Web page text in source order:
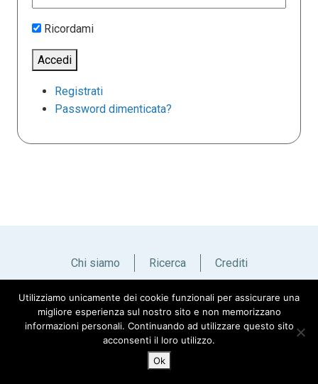
Ricordami
Accedi
Registrati
Password dimenticata?
Chi siamo Ricerca Crediti
Italiano English
Utilizziamo unicamente dei cookie funzionali per assicurare una
migliore esperienza sul nostro sito e non memorizzano
informazioni personali. Continuando ad utilizzare questo sito
acconsenti il loro utilizzo.
Ok